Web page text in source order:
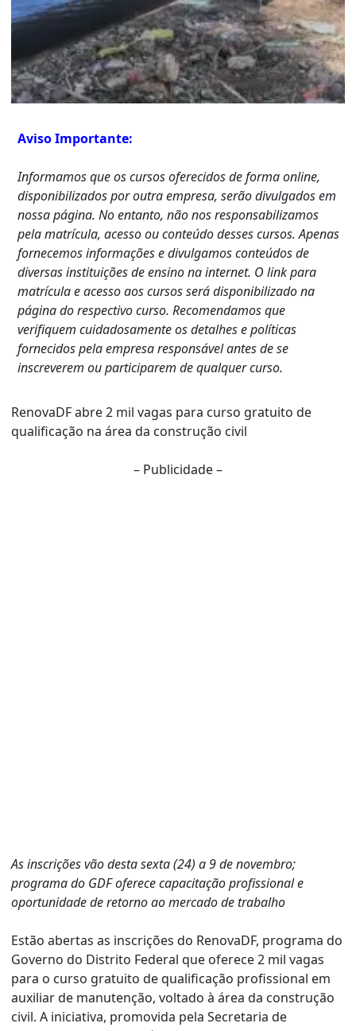
Aviso Importante:
Informamos que os cursos oferecidos de forma online,
disponibilizados por outra empresa, serão divulgados em
nossa página. No entanto, não nos responsabilizamos
pela matrícula, acesso ou conteúdo desses cursos. Apenas
fornecemos informações e divulgamos conteúdos de
diversas instituições de ensino na internet. O link para
matrícula e acesso aos cursos será disponibilizado na
página do respectivo curso. Recomendamos que
verifiquem cuidadosamente os detalhes e políticas
fornecidos pela empresa responsável antes de se
inscreverem ou participarem de qualquer curso.
RenovaDF abre 2 mil vagas para curso gratuito de
qualificação na área da construção civil
– Publicidade –
As inscrições vão desta sexta (24) a 9 de novembro;
programa do GDF oferece capacitação profissional e
oportunidade de retorno ao mercado de trabalho
Estão abertas as inscrições do RenovaDF, programa do
Governo do Distrito Federal que oferece 2 mil vagas
para o curso gratuito de qualificação profissional em
auxiliar de manutenção, voltado à área da construção
civil. A iniciativa, promovida pela Secretaria de